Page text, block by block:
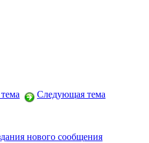
Следующая тема
нового сообщения